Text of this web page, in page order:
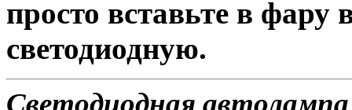
просто вставьте в
светодиодную.
Светодиодная